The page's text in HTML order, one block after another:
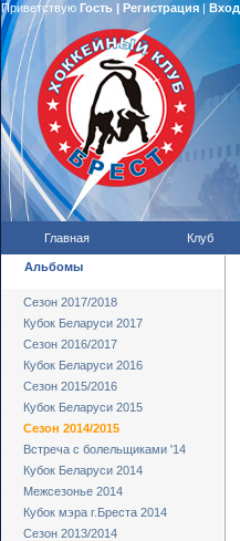
Приветствую Гость | Регистрация| Вход
Главная Клуб
Альбомы
Сезон 2017/2018
Кубок Беларуси 2017
Сезон 2016/2017
Кубок Беларуси 2016
Сезон 2015/2016
Кубок Беларуси 2015
Сезон 2014/2015
Встреча с болельщиками '14
Кубок Беларуси 2014
Межсезонье 2014
Кубок мэра г.Бреста 2014
Сезон 2013/2014